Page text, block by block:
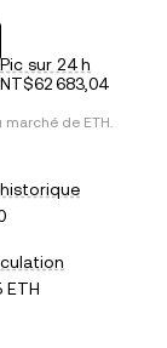
Pic sur 24 h
NT$62 683,04
marché de ETH.
ETH